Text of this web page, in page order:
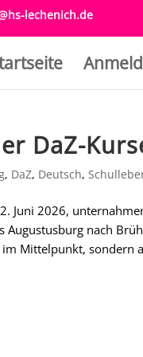
lechenich.de
DaZ-
, DaZ, Deutsch,
Juni 2026,
Augustusburg nach
Mittelpunkt, sondern